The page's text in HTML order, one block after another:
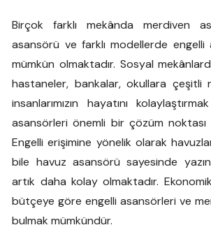
Birçok farklı mekânda merdiven
asansörü ve farklı modellerde
mümkün olmaktadır. Sosyal
hastaneler, bankalar, okullara çeşitli
insanlarımızın hayatını
asansörleri önemli bir çözüm
Engelli erişimine yönelik olarak
bile havuz asansörü sayesinde
artık daha kolay olmaktadır.
bütçeye göre engelli asansörleri ve
bulmak mümkündür.